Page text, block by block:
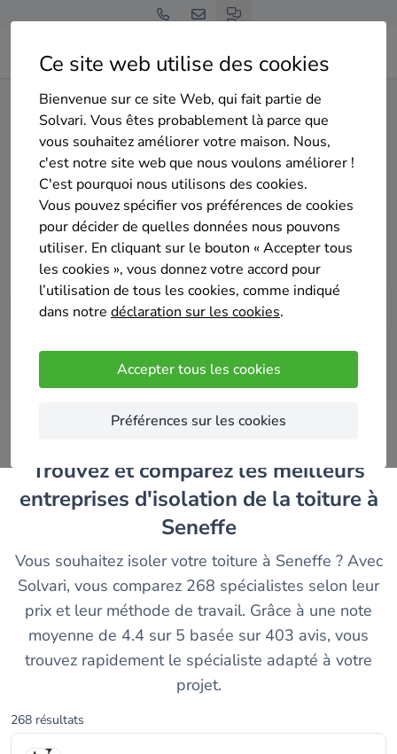
Ce site web utilise des cookies
Bienvenue sur ce site Web, qui fait partie de
Solvari. Vous êtes probablement là parce que
vous souhaitez améliorer votre maison. Nous,
c'est notre site web que nous voulons améliorer !
C'est pourquoi nous utilisons des cookies.
Vous pouvez spécifier vos préférences de cookies
pour décider de quelles données nous pouvons
utiliser. En cliquant sur le bouton « Accepter tous
les cookies », vous donnez votre accord pour
l’utilisation de tous les cookies, comme indiqué
dans notre déclaration sur les cookies.
Accepter tous les cookies
Préférences sur les cookies
Home Isolation de la toiture Hainaut Seneffe
Gratuit et sans engagement
Top 20 des entreprises
d'isolation de la toiture à
Seneffe
Comparer des devis
Trouvez et comparez les meilleurs
entreprises d'isolation de la toiture à
Seneffe
Vous souhaitez isoler votre toiture à Seneffe ? Avec
Solvari, vous comparez 268 spécialistes selon leur
prix et leur méthode de travail. Grâce à une note
moyenne de 4.4 sur 5 basée sur 403 avis, vous
trouvez rapidement le spécialiste adapté à votre
projet.
268 résultats